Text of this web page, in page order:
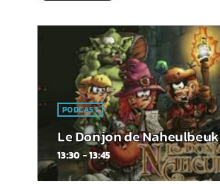
PODCAST
Le Donjon de Naheulbeuk
13:30 - 13:45